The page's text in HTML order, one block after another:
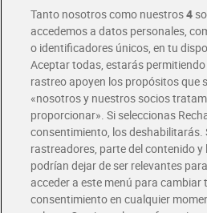
Envío gratis por compras superiores
Envío estandar por 4,99€
Glovo y Uber Eats
Solicita tu factura de Glovo o Uber Eats
Únete al CLUB Dia
Disfruta las ventajas y ofertas
Descárgate la APP Dia
Tanto nosotros como nuestros4
accedemos a datos personales,
o identificadores únicos, en tu
Aceptar todas, estarás
rastreo apoyen los propósitos que
«nosotros y nuestros socios
proporcionar». Si seleccionas
consentimiento, los deshabilitarás.
rastreadores, parte del contenido y
podrían dejar de ser relevantes
acceder a este menú para cambiar
consentimiento en cualquier